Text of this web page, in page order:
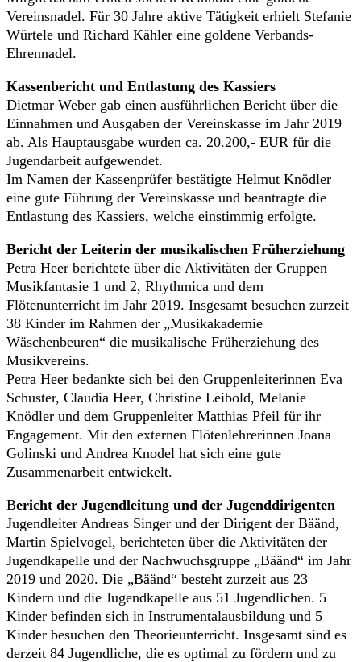
Vereinsnadel. Für 30 Jahre aktive Tätigkeit erhielt Stefanie
Würtele und Richard Kähler eine goldene Verbands-
Ehrennadel.
Kassenbericht und Entlastung des Kassiers
Dietmar Weber gab einen ausführlichen Bericht über die
Einnahmen und Ausgaben der Vereinskasse im Jahr 2019
ab. Als Hauptausgabe wurden ca. 20.200,- EUR für die
Jugendarbeit aufgewendet.
Im Namen der Kassenprüfer bestätigte Helmut Knödler
eine gute Führung der Vereinskasse und beantragte die
Entlastung des Kassiers, welche einstimmig erfolgte.
Bericht der Leiterin der musikalischen Früherziehung
Petra Heer berichtete über die Aktivitäten der Gruppen
Musikfantasie 1 und 2, Rhythmica und dem
Flötenunterricht im Jahr 2019. Insgesamt besuchen zurzeit
38 Kinder im Rahmen der „Musikakademie
Wäschenbeuren“ die musikalische Früherziehung des
Musikvereins.
Petra Heer bedankte sich bei den Gruppenleiterinnen Eva
Schuster, Claudia Heer, Christine Leibold, Melanie
Knödler und dem Gruppenleiter Matthias Pfeil für ihr
Engagement. Mit den externen Flötenlehrerinnen Joana
Golinski und Andrea Knodel hat sich eine gute
Zusammenarbeit entwickelt.
Bericht der Jugendleitung und der Jugenddirigenten
Jugendleiter Andreas Singer und der Dirigent der Bäänd,
Martin Spielvogel, berichteten über die Aktivitäten der
Jugendkapelle und der Nachwuchsgruppe „Bäänd“ im Jahr
2019 und 2020. Die „Bäänd“ besteht zurzeit aus 23
Kindern und die Jugendkapelle aus 51 Jugendlichen. 5
Kinder befinden sich in Instrumentalausbildung und 5
Kinder besuchen den Theorieunterricht. Insgesamt sind es
derzeit 84 Jugendliche, die es optimal zu fördern und zu